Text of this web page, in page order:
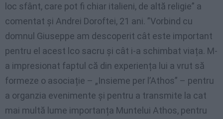
loc sfânt, care pot fi chiar italieni, de altă religie” a
comentat și Andrei Doroftei, 21 ani. ”Vorbind cu
domnul Giuseppe am descoperit cât este important
pentru el acest lco sacru și cât i-a schimbat viața. M-
a impresionat faptul că din experiența lui a vrut să
formeze o asociație – „Insieme per l’Athos” – pentru
a organzia evenimente și pentru a transmite la cat
mai multă lume importanța Muntelui Athos, pentru